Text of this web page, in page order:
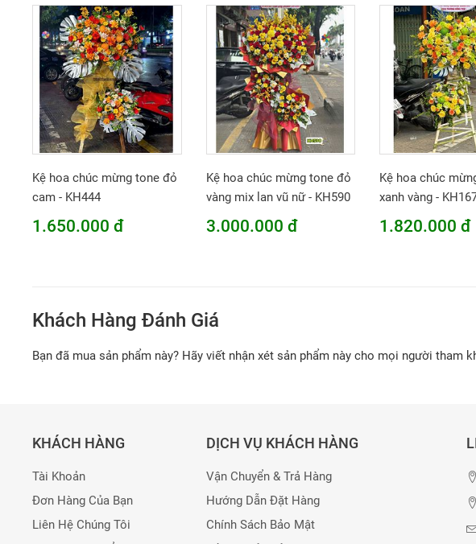
Kệ hoa chúc mừng tone đỏ
cam - KH444
1.650.000 đ
Kệ hoa chúc mừng tone đỏ
vàng mix lan vũ nữ - KH590
3.000.000 đ
Kệ hoa chúc
xanh vàng -
1.820.000 đ
Khách Hàng Đánh Giá
Bạn đã mua sản phẩm này? Hãy viết nhận xét sản phẩm này cho mọi người tham
KHÁCH HÀNG
Tài Khoản
Đơn Hàng Của Bạn
Liên Hệ Chúng Tôi
DỊCH VỤ KHÁCH HÀNG
Vận Chuyển & Trả Hàng
Hướng Dẫn Đặt Hàng
Chính Sách Bảo Mật